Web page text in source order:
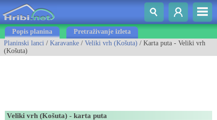
Popis planina
Pretraživanje izleta
Planinski lanci / Karavanke / Veliki vrh (Košuta) / Karta puta - Veliki vrh
(Košuta)
Veliki vrh (Košuta) - karta puta